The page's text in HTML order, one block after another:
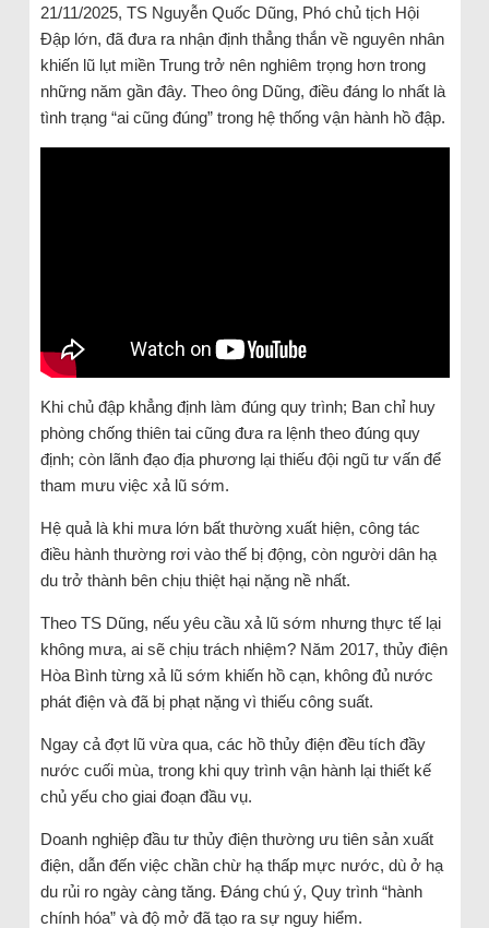
21/11/2025, TS Nguyễn Quốc Dũng, Phó chủ tịch Hội
Đập lớn, đã đưa ra nhận định thẳng thắn về nguyên nhân
khiến lũ lụt miền Trung trở nên nghiêm trọng hơn trong
những năm gần đây. Theo ông Dũng, điều đáng lo nhất là
tình trạng “ai cũng đúng” trong hệ thống vận hành hồ đập.
Khi chủ đập khẳng định làm đúng quy trình; Ban chỉ huy
phòng chống thiên tai cũng đưa ra lệnh theo đúng quy
định; còn lãnh đạo địa phương lại thiếu đội ngũ tư vấn để
tham mưu việc xả lũ sớm.
Hệ quả là khi mưa lớn bất thường xuất hiện, công tác
điều hành thường rơi vào thế bị động, còn người dân hạ
du trở thành bên chịu thiệt hại nặng nề nhất.
Theo TS Dũng, nếu yêu cầu xả lũ sớm nhưng thực tế lại
không mưa, ai sẽ chịu trách nhiệm? Năm 2017, thủy điện
Hòa Bình từng xả lũ sớm khiến hồ cạn, không đủ nước
phát điện và đã bị phạt nặng vì thiếu công suất.
Ngay cả đợt lũ vừa qua, các hồ thủy điện đều tích đầy
nước cuối mùa, trong khi quy trình vận hành lại thiết kế
chủ yếu cho giai đoạn đầu vụ.
Doanh nghiệp đầu tư thủy điện thường ưu tiên sản xuất
điện, dẫn đến việc chần chừ hạ thấp mực nước, dù ở hạ
du rủi ro ngày càng tăng. Đáng chú ý, Quy trình “hành
chính hóa” và độ mở đã tạo ra sự nguy hiểm.